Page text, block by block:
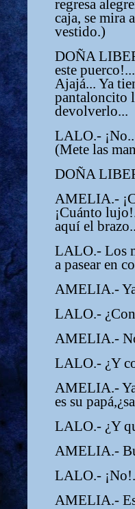
regresa
caja, se mira
vestido.)
DOÑA
este
Ajajá... Ya
pantaloncito
devolverlo...
LALO.-
(Mete las
DOÑA
AMELIA.-
¡Cuánto
aquí el
LALO.- Los
a pasear en
AMELIA.-
LALO.-
AMELIA.-
LALO.- ¿Y
AMELIA.- Ya
es su
LALO.- ¿Y
AMELIA.-
LALO.-
AMELIA.-